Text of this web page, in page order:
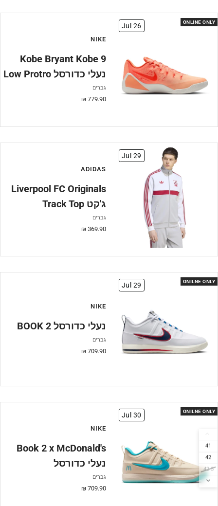
ONLINE ONLY
Jul 26
NIKE
Kobe Bryant Kobe 9
Low Protro נעלי כדורסל
גברים
מחיר
779.90 ₪
Jul 29
ADIDAS
Liverpool FC Originals
Track Top ג'קט
גברים
מחיר
369.90 ₪
ONILNE ONLY
Jul 29
NIKE
BOOK 2 נעלי כדורסל
גברים
מחיר
709.90 ₪
ONILNE ONLY
Jul 30
41
42
42.5
43
NIKE
Book 2 x McDonald's
נעלי כדורסל
גברים
מחיר
709.90 ₪